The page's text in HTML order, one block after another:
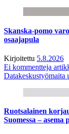
Skanska-pomo
osaajapula
Kirjoitettu 5.8.2026
Ei kommentteja
Datakeskustyömaita
Ruotsalainen
Suomessa –